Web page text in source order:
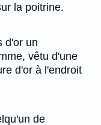
la poitrine.
d'or un
vêtu d'une
d'or à l'endroit
de